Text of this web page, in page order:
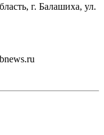
г. Балашиха, ул.